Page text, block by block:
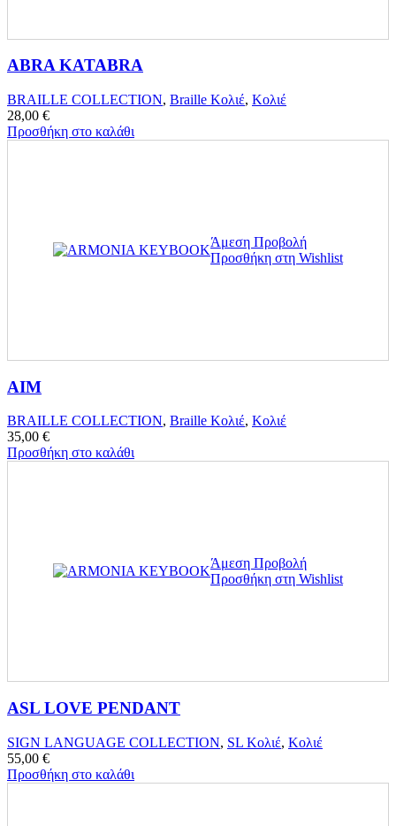
ABRA KATABRA
BRAILLE COLLECTION, Braille Κολιέ, Κολιέ
28,00 €
Προσθήκη στο καλάθι
Άμεση Προβολή
Προσθήκη στη Wishlist
AIM
BRAILLE COLLECTION, Braille Κολιέ, Κολιέ
35,00 €
Προσθήκη στο καλάθι
Άμεση Προβολή
Προσθήκη στη Wishlist
ASL LOVE PENDANT
SIGN LANGUAGE COLLECTION, SL Κολιέ, Κολιέ
55,00 €
Προσθήκη στο καλάθι